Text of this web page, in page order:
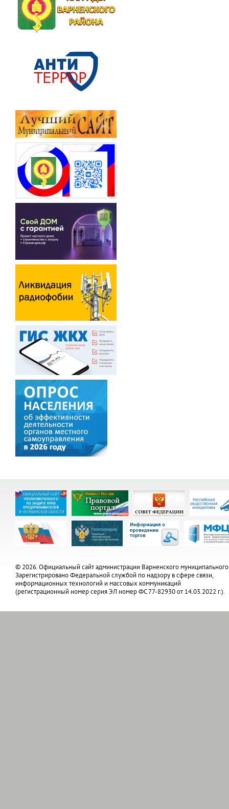
© 2026. Официальный сайт администрации Варненского муниципального
Зарегистрировано Федеральной службой по надзору в сфере связи,
информационных технологий и массовых коммуникаций
(регистрационный номер серия ЭЛ номер ФС 77-82930 от 14.03.2022 г.).